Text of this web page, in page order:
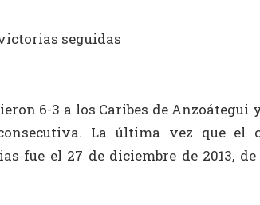
6-3 a los Caribes de Anzoátegui
La última vez que el
fue el 27 de diciembre de 2013,